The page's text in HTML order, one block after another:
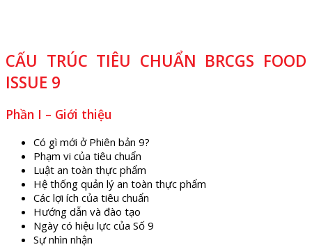
CẤU TRÚC TIÊU CHUẨN BRCGS FOOD
ISSUE 9
Phần I – Giới thiệu
Có gì mới ở Phiên bản 9?
Phạm vi của tiêu chuẩn
Luật an toàn thực phẩm
Hệ thống quản lý an toàn thực phẩm
Các lợi ích của tiêu chuẩn
Hướng dẫn và đào tạo
Ngày có hiệu lực của Số 9
Sự nhìn nhận